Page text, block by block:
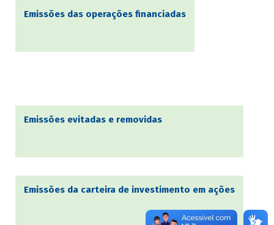
Emissões das operações financiadas
Emissões evitadas e removidas
Emissões da carteira de investimento em ações